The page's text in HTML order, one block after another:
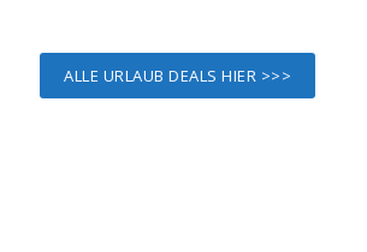
ALLE URLAUB DEALS HIER >>>